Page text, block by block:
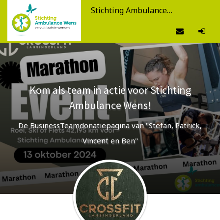
Stichting Ambulance Wens
Kom als team in actie voor Stichting
Ambulance Wens!
De BusinessTeamdonatiepagina van "Stefan, Patrick,
Vincent en Ben"